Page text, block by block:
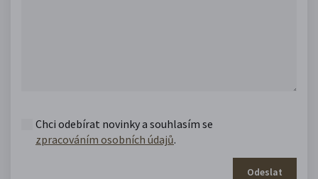
Chci odebírat novinky a souhlasím se
zpracováním osobních údajů.
Odeslat